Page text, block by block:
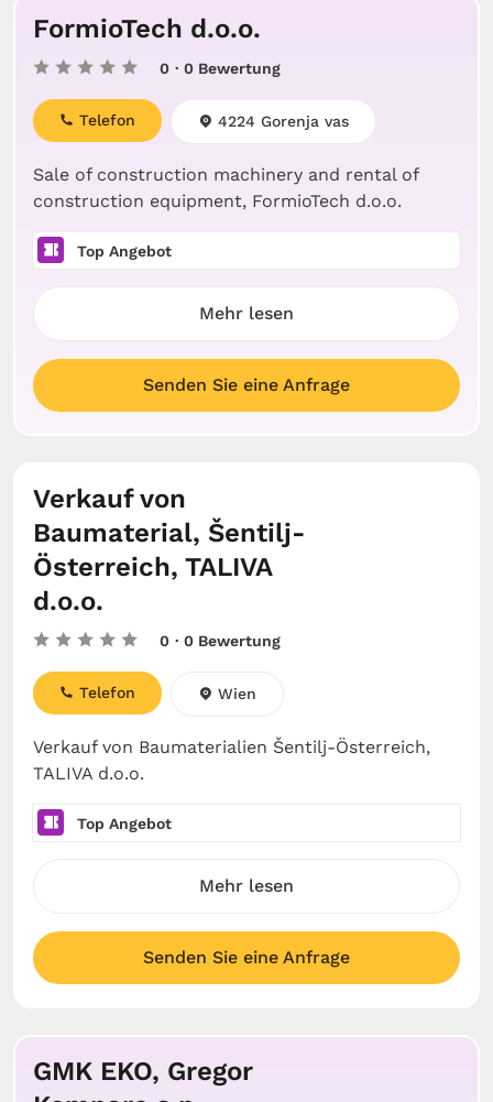
FormioTech d.o.o.
0 · 0 Bewertung
Sale of construction machinery and rental of
construction equipment, FormioTech d.o.o.
Telefon 4224 Gorenja vas
Top Angebot
Mehr lesen
Senden Sie eine Anfrage
Verkauf von
Baumaterial, Šentilj-
Österreich, TALIVA
d.o.o.
0 · 0 Bewertung
Verkauf von Baumaterialien Šentilj-Österreich,
TALIVA d.o.o.
Telefon Wien
Top Angebot
Mehr lesen
Senden Sie eine Anfrage
GMK EKO, Gregor